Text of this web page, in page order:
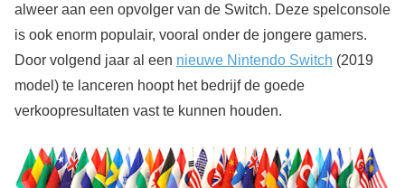
alweer aan een opvolger van de Switch. Deze spelconsole
is ook enorm populair, vooral onder de jongere gamers.
Door volgend jaar al een nieuwe Nintendo Switch (2019
model) te lanceren hoopt het bedrijf de goede
verkoopresultaten vast te kunnen houden.